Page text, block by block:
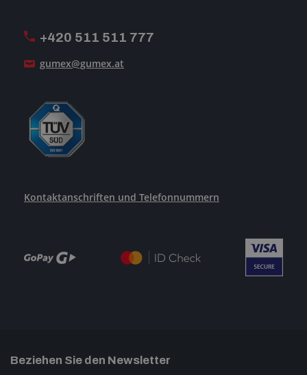
+420 511 511 777
gumex@gumex.at
Kontaktanschriften und Telefonnummern
Beziehen Sie den Newsletter